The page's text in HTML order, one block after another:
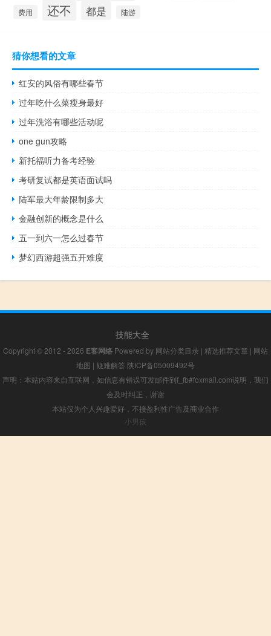
费用 还不 都是 陆游
猜你想看的文章
红安的风俗有哪些春节
过年吃什么菜瘦身最好
过年洗浴有哪些活动呢
one gun攻略
新托福听力备考经验
考研复试都是英语面试吗
陆军最大年龄限制多大
金融创新的概念是什么
五一到六一怎么过春节
梦幻西游超强五开难度
技能大全
Copyright © 2012 - 2026 E客网络 Powered by 网站分类目录 | 精选推荐文章 | 网站
地图 | 疑难解答 陕ICP备05009492号
声明：本站内容来自互联网，如信息有错误可发邮件到f_fb#foxmail.com说明，我们
会及时纠正，谢谢
本站仅为个人兴趣爱好，不接盈利性广告及商业合作
小男孩